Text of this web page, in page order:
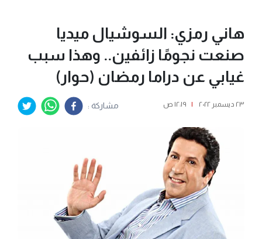
هاني رمزي: السوشيال ميديا
صنعت نجومًا زائفين.. وهذا سبب
غيابي عن دراما رمضان (حوار)
٢٣ ديسمبر ٢٠٢٢ | ١٢:١٩ ص مشاركة :